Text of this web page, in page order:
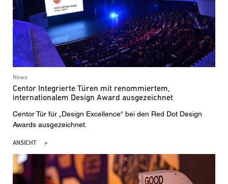
News
Centor Integrierte Türen mit renommiertem,
internationalem Design Award ausgezeichnet
Centor Tür für „Design Excellence“ bei den Red Dot Design
Awards ausgezeichnet.
ANSICHT
Ich stimme der Weiterleitung meiner personenbezogenen
Daten in den obigen Formularfeldern an den
nächstgelegenen Centor Händler oder an einen
zuständigen Centor Mitarbeiter zu, welcher mich in
Bezug auf das Anliegen meiner Anfrage kontaktieren
wird.
Die Nutzung Ihrer personenbezogenen Daten entspricht
den aktuelle Datenschutzrichtlinien.